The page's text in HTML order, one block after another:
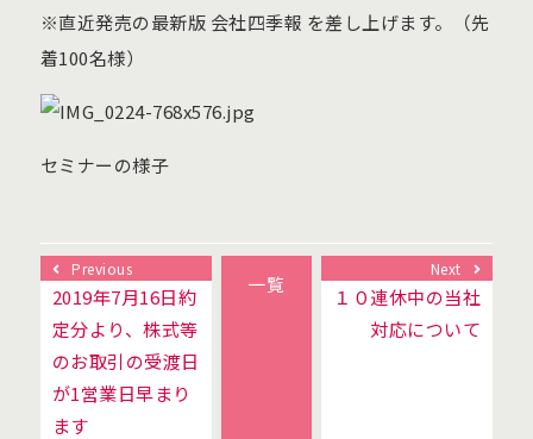
※直近発売の最新版 会社四季報 を差し上げます。（先
着100名様）
セミナーの様子
Previous
2019年7月16日約
定分より、株式等
のお取引の受渡日
が1営業日早まり
ます
一覧
Next
１０連休中の当社
対応について